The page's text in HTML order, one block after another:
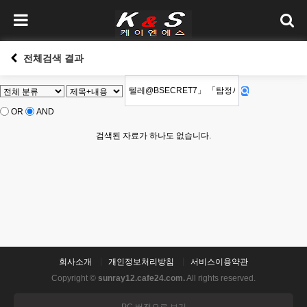
전체검색 결과
OR AND
검색된 자료가 하나도 없습니다.
회사소개 개인정보처리방침
서비스이용약관
Copyright © sunray12.cafe24.com.All rights reserved.